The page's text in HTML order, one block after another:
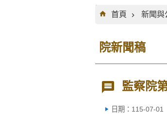
:::
首頁
新聞與
院新聞稿
監察院
日期：115-07-01